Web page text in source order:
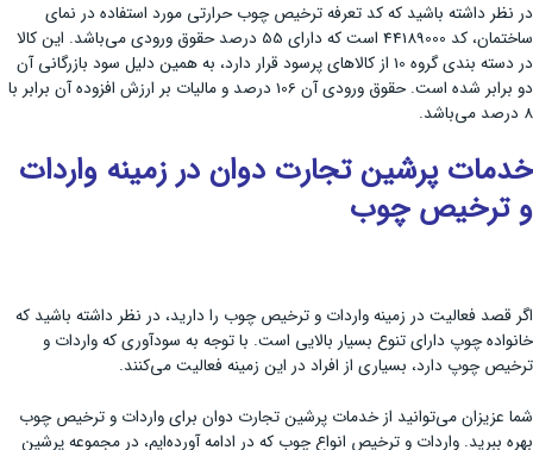
در نظر داشته باشید که کد تعرفه ترخیص چوب حرارتی مورد استفاده در نمای
ساختمان، کد 44189000 است که دارای 55 درصد حقوق ورودی می‌باشد. این کالا
در دسته بندی گروه 10 از کالاهای پرسود قرار دارد، به همین دلیل سود بازرگانی آن
دو برابر شده است. حقوق ورودی آن 106 درصد و مالیات بر ارزش افزوده آن برابر با
8 درصد می‌باشد.
خدمات پرشین تجارت دوان در زمینه واردات
و ترخیص چوب
اگر قصد فعالیت در زمینه واردات و ترخیص چوب را دارید، در نظر داشته باشید که
خانواده چوپ دارای تنوع بسیار بالایی است. با توجه به سودآوری که واردات و
ترخیص چوپ دارد، بسیاری از افراد در این زمینه فعالیت می‌کنند.
شما عزیزان می‌توانید از خدمات پرشین تجارت دوان برای واردات و ترخیص چوب
بهره ببرید. واردات و ترخیص انواع چوب که در ادامه آورده‌ایم، در مجموعه پرشین